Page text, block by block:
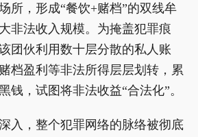
所，形成“餐饮+赌档”的双线牟
非法收入规模。为掩盖犯罪痕
团伙利用数十层分散的私人账
档盈利等非法所得层层划转，累
钱，试图将非法收益“合法化”。
入，整个犯罪网络的脉络被彻底